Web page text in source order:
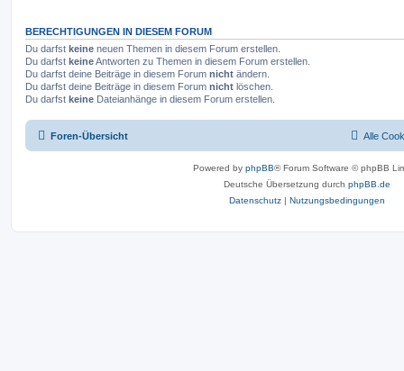
BERECHTIGUNGEN IN DIESEM FORUM
Du darfst keine neuen Themen in diesem Forum erstellen.
Du darfst keineAntworten zu Themen in diesem Forum erstellen.
Du darfst deine Beiträge in diesem Forum nicht ändern.
Du darfst deine Beiträge in diesem Forum nicht löschen.
Du darfst keine Dateianhänge in diesem Forum erstellen.
Foren-Übersicht Alle
Powered by phpBB® Forum Software © phpBB
Deutsche Übersetzung durch phpBB.de
Datenschutz | Nutzungsbedingungen